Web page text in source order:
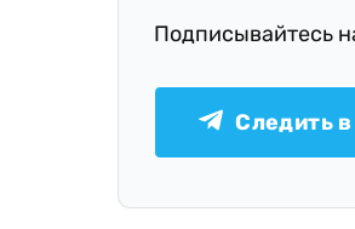
Подписывайтесь
Следить